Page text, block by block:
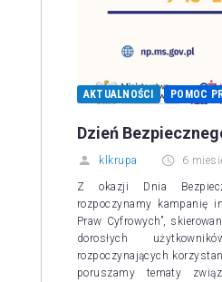
AKTUALNOŚCI POMOC
Dzień
klkrupa 6
Z okazji Dnia
rozpoczynamy kampanię
Praw Cyfrowych”,
dorosłych
rozpoczynających
poruszamy tematy